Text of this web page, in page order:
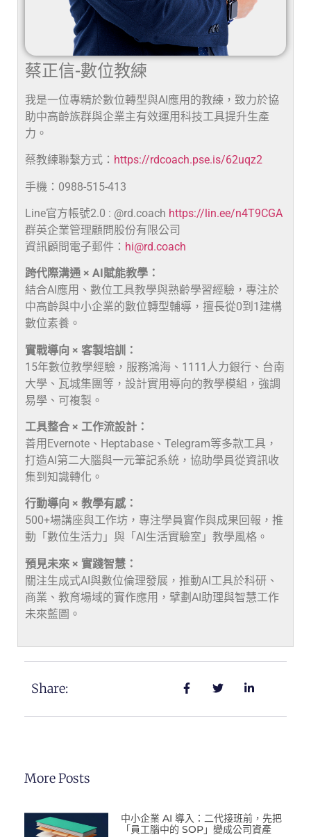
蔡正信-數位教練
我是一位專精於數位轉型與AI應用的教練，致力於協
助中高齡族群與企業主有效運用科技工具提升生產
力。
蔡教練聯繫方式： https://rdcoach.pse.is/62uqz2
手機：0988-515-413
Line官方帳號2.0 : @rd.coach https://lin.ee/n4T9CGA
群英企業管理顧問股份有限公司
資訊顧問電子郵件： hi@rd.coach
跨代際溝通 × AI賦能教學：
結合AI應用、數位工具教學與熟齡學習經驗，專注於
中高齡與中小企業的數位轉型輔導，擅長從0到1建構
數位素養。
實戰導向 × 客製培訓：
15年數位教學經驗，服務鴻海、1111人力銀行、台南
大學、瓦城集團等，設計實用導向的教學模組，強調
易學、可複製。
工具整合 × 工作流設計：
善用Evernote、Heptabase、Telegram等多款工具，
打造AI第二大腦與一元筆記系統，協助學員從資訊收
集到知識轉化。
行動導向 × 教學有感：
500+場講座與工作坊，專注學員實作與成果回報，推
動「數位生活力」與「AI生活實驗室」教學風格。
預見未來 × 實踐智慧：
關注生成式AI與數位倫理發展，推動AI工具於科研、
商業、教育場域的實作應用，擘劃AI助理與智慧工作
未來藍圖。
Share:
More Posts
中小企業 AI 導入：二代接班前，先把
「員工腦中的 SOP」變成公司資產